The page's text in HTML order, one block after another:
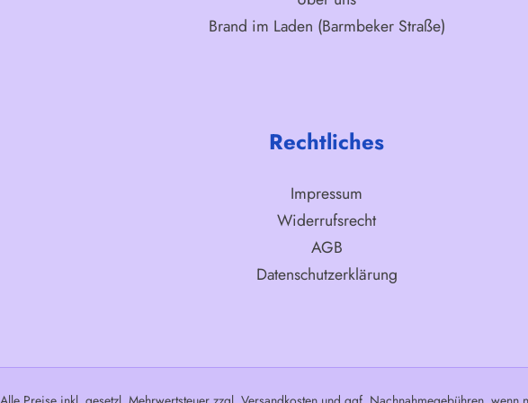
Brand im Laden (Barmbeker Straße)
Rechtliches
Impressum
Widerrufsrecht
AGB
Datenschutzerklärung